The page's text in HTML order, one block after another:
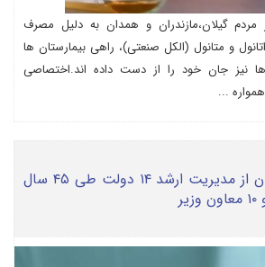
مردم گیلان،مازندران و همدان به دلیل مصرف
و متانول (الکل صنعتی)، راهی بیمارستان ها
نیز جان خود را از دست داده اند.اختصاصی
...
اینفوگرافی/سهم گیلان از مدیریت ارشد ۱۴ دولت طی ۴۵ سال